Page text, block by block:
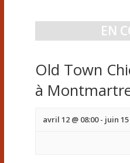
h
e
t
n
r
h
e
g
a
t
i
n
EN
Old Town
à
avril 12 @ 08:00- juin 15